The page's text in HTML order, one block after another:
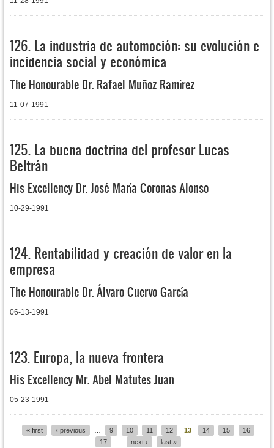
126. La industria de automoción: su evolución e
incidencia social y económica
The Honourable Dr. Rafael Muñoz Ramírez
11-07-1991
125. La buena doctrina del profesor Lucas
Beltrán
His Excellency Dr. José María Coronas Alonso
10-29-1991
124. Rentabilidad y creación de valor en la
empresa
The Honourable Dr. Álvaro Cuervo García
06-13-1991
123. Europa, la nueva frontera
His Excellency Mr. Abel Matutes Juan
05-23-1991
« first ‹ previous 9 10 11 12 13 14 15
16
17
next › last »